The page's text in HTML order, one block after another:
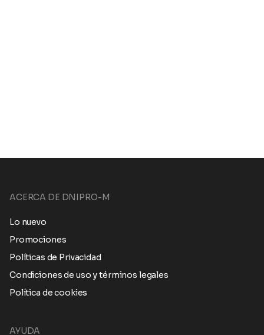
ACERCA DE DNIPRO-M
Lo nuevo
Promociones
Políticas de Privacidad
Condiciones de uso y términos legales
Política de cookies
AYUDA